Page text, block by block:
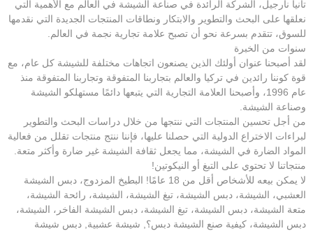
تانيا نارجيل، الشركة الرائدة في صناعة الشيشة في العالم مع الأهمية التي
نعلقها على البحث والتطوير والابتكار ونطاقات المنتجات الجديدة التي نقدمها
للسوق، تتقدم بسرعة نحو أن تصبح علامة تجارية نجمة في العالم.
سنوات من الخبرة
لقد أصبحنا عنوان أولئك الذين يصنعون اتجاهات مختلفة للشيشة كل عام، مع
قوة كوننا رائدين في تركيا والعالم بتجاربنا المتفوقة وتجاربنا المتفوقة منذ
عام 1996، وأصبحنا العلامة التجارية التي يتبعها دائمًا مستهلكو الشيشة
وصناعة الشيشة.
من أجل تحسين المنتجات التي ننتجها من خلال دراسات البحث والتطوير
لبراءات الاختراع الدولية التي حصلنا عليها، فإننا ننتج منتجات تقلل من فعالية
المواد الضارة في الشيشة، مما يجعل ثقافة الشيشة غير ضارة وأكثر متعة.
منتجاتنا لا تحتوي على التبغ أو النيكوتين!
لا يمكن بيعه للأشخاص أقل من 18 عامًا! البطيخ المزدوج، دبس الشيشة
العشبي، الشيشة، دبس الشيشة، تبغ الشيشة، الشيشة، رائحة الشيشة،
متعة الشيشة، دبس الشيشة، تبغ الشيشة، دبس الشيشة الفاخر، الشيشة،
دبس الشيشة، كيفية صنع الشيشة دبس؟, شيشة عشبية, دبس شيشة